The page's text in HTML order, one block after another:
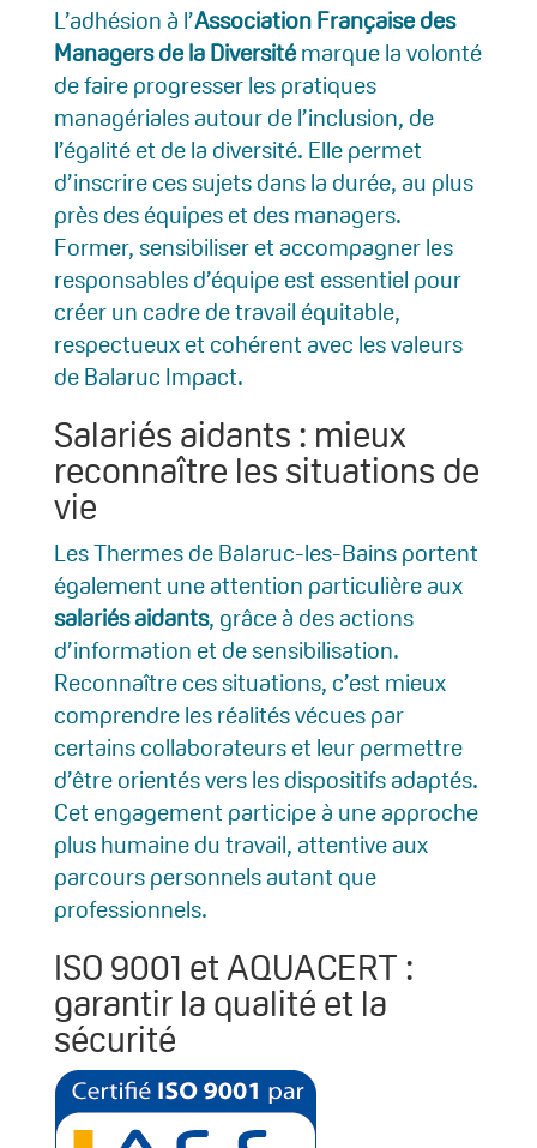
L’adhésion à l’Association Française des
Managers de la Diversitémarque la volonté
de faire progresser les pratiques
managériales autour de l’inclusion, de
l’égalité et de la diversité. Elle permet
d’inscrire ces sujets dans la durée, au plus
près des équipes et des managers.
Former, sensibiliser et accompagner les
responsables d’équipe est essentiel pour
créer un cadre de travail équitable,
respectueux et cohérent avec les valeurs
de Balaruc Impact.
Salariés aidants : mieux
reconnaître les situations de
vie
Les Thermes de Balaruc-les-Bains portent
également une attention particulière aux
salariés aidants, grâce à des actions
d’information et de sensibilisation.
Reconnaître ces situations, c’est mieux
comprendre les réalités vécues par
certains collaborateurs et leur permettre
d’être orientés vers les dispositifs adaptés.
Cet engagement participe à une approche
plus humaine du travail, attentive aux
parcours personnels autant que
professionnels.
ISO 9001 et AQUACERT :
garantir la qualité et la
sécurité